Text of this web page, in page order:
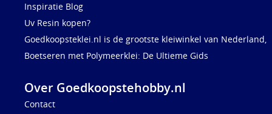
Inspiratie Blog
Uv Resin kopen?
Goedkoopsteklei.nl is de grootste kleiwinkel van Nederland,
Boetseren met Polymeerklei: De Ultieme Gids
Over Goedkoopstehobby.nl
Contact